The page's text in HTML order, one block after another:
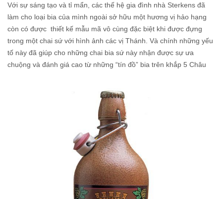
Với sự sáng tạo và tỉ mẩn, các thế hệ gia đình nhà Sterkens đã
làm cho loại bia của mình ngoài sở hữu một hương vị hảo hạng
còn có được thiết kế mẫu mã vô cùng đặc biệt khi được đựng
trong một chai sứ với hình ảnh các vị Thánh. Và chính những yếu
tố này đã giúp cho những chai bia sứ này nhận được sự ưa
chuộng và đánh giá cao từ những “tín đồ” bia trên khắp 5 Châu